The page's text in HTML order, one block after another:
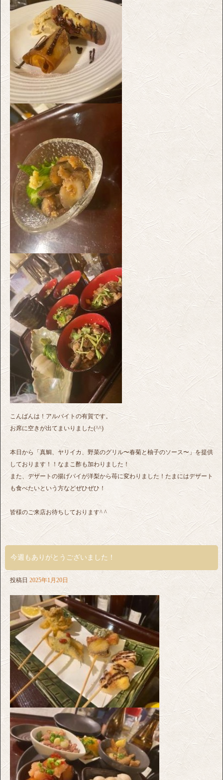
こんばんは！アルバイトの有賀です。
お席に空きが出てまいりました(^^)
本日から「真鯛、ヤリイカ、野菜のグリル〜春菊と柚子のソース〜」を提供
しております！！なまこ酢も加わりました！
また、デザートの揚げパイが洋梨から苺に変わりました！たまにはデザート
も食べたいという方などぜひぜひ！
皆様のご来店お待ちしております^ ^
今週もありがとうございました！
投稿日 2025年1月20日